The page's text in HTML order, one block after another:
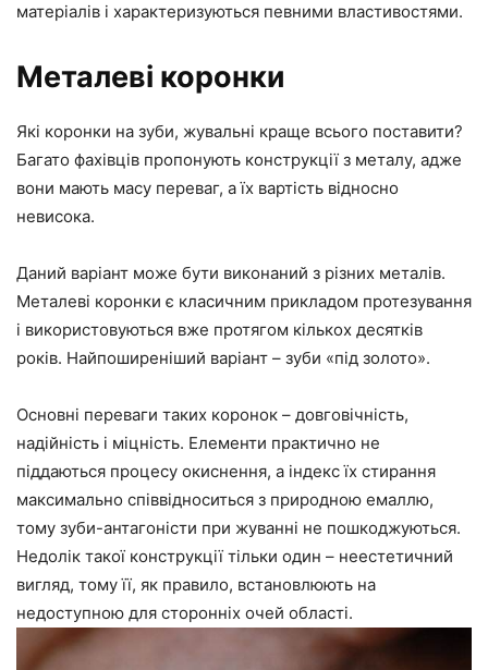
матеріалів і характеризуються певними властивостями.
Металеві коронки
Які коронки на зуби, жувальні краще всього поставити?
Багато фахівців пропонують конструкції з металу, адже
вони мають масу переваг, а їх вартість відносно
невисока.
Даний варіант може бути виконаний з різних металів.
Металеві коронки є класичним прикладом протезування
і використовуються вже протягом кількох десятків
років. Найпоширеніший варіант – зуби «під золото».
Основні переваги таких коронок – довговічність,
надійність і міцність. Елементи практично не
піддаються процесу окиснення, а індекс їх стирання
максимально співвідноситься з природною емаллю,
тому зуби-антагоністи при жуванні не пошкоджуються.
Недолік такої конструкції тільки один – неестетичний
вигляд, тому її, як правило, встановлюють на
недоступною для сторонніх очей області.